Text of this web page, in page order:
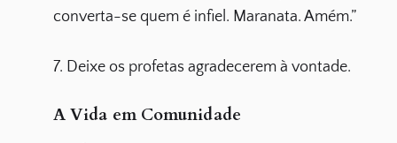
converta-se quem é infiel. Maranata. Amém.”
7. Deixe os profetas agradecerem à vontade.
A Vida em Comunidade